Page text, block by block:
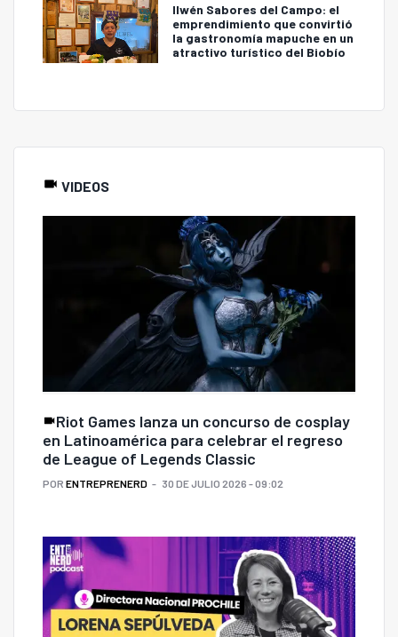
Ilwén Sabores del Campo: el
emprendimiento que convirtió
la gastronomía mapuche en un
atractivo turístico del Biobío
VIDEOS
Riot Games lanza un concurso de cosplay
en Latinoamérica para celebrar el regreso
de League of Legends Classic
POR ENTREPRENERD 30 DE JULIO 2026 - 09:02